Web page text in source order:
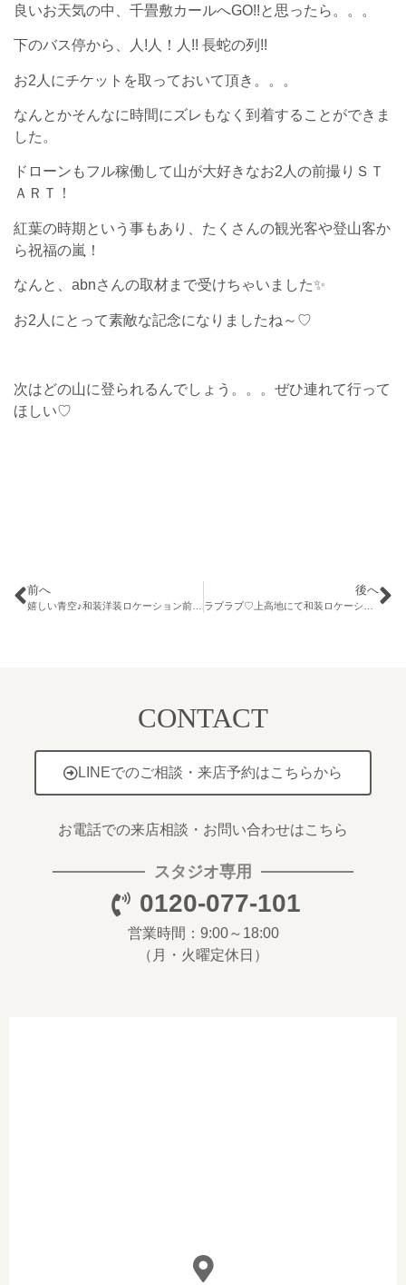
良いお天気の中、千畳敷カールへGO!!と思ったら。。。
下のバス停から、人!人！人!! 長蛇の列!!
お2人にチケットを取っておいて頂き。。。
なんとかそんなに時間にズレもなく到着することができま
した。
ドローンもフル稼働して山が大好きなお2人の前撮りＳＴ
ＡＲＴ！
紅葉の時期という事もあり、たくさんの観光客や登山客か
ら祝福の嵐！
なんと、abnさんの取材まで受けちゃいました✨
お2人にとって素敵な記念になりましたね～♡
次はどの山に登られるんでしょう。。。ぜひ連れて行って
ほしい♡
前へ 後へ
CONTACT
LINEでのご相談・来店予約はこちらから
お電話での来店相談・お問い合わせはこちら
スタジオ専用
0120-077-101
営業時間：9:00～18:00
（月・火曜定休日）